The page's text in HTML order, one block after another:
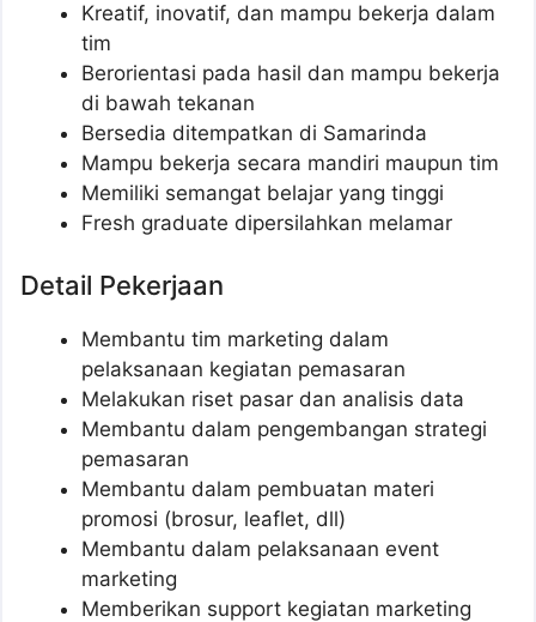
Kreatif, inovatif, dan mampu bekerja dalam
tim
Berorientasi pada hasil dan mampu bekerja
di bawah tekanan
Bersedia ditempatkan di Samarinda
Mampu bekerja secara mandiri maupun tim
Memiliki semangat belajar yang tinggi
Fresh graduate dipersilahkan melamar
Detail Pekerjaan
Membantu tim marketing dalam
pelaksanaan kegiatan pemasaran
Melakukan riset pasar dan analisis data
Membantu dalam pengembangan strategi
pemasaran
Membantu dalam pembuatan materi
promosi (brosur, leaflet, dll)
Membantu dalam pelaksanaan event
marketing
Memberikan support kegiatan marketing